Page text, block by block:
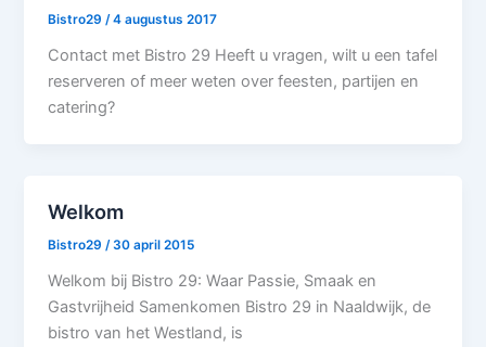
Bistro29/4 augustus 2017
Contact met Bistro 29 Heeft u vragen, wilt u een tafel
reserveren of meer weten over feesten, partijen en
catering?
Welkom
Bistro29/30 april 2015
Welkom bij Bistro 29: Waar Passie, Smaak en
Gastvrijheid Samenkomen Bistro 29 in Naaldwijk, de
bistro van het Westland, is